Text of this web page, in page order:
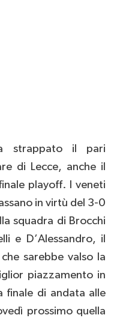
strappato il pari
di Lecce, anche il
playoff. I veneti
in virtù del 3-0
squadra di Brocchi
e D’Alessandro, il
sarebbe valso la
piazzamento in
finale di andata alle
prossimo quella